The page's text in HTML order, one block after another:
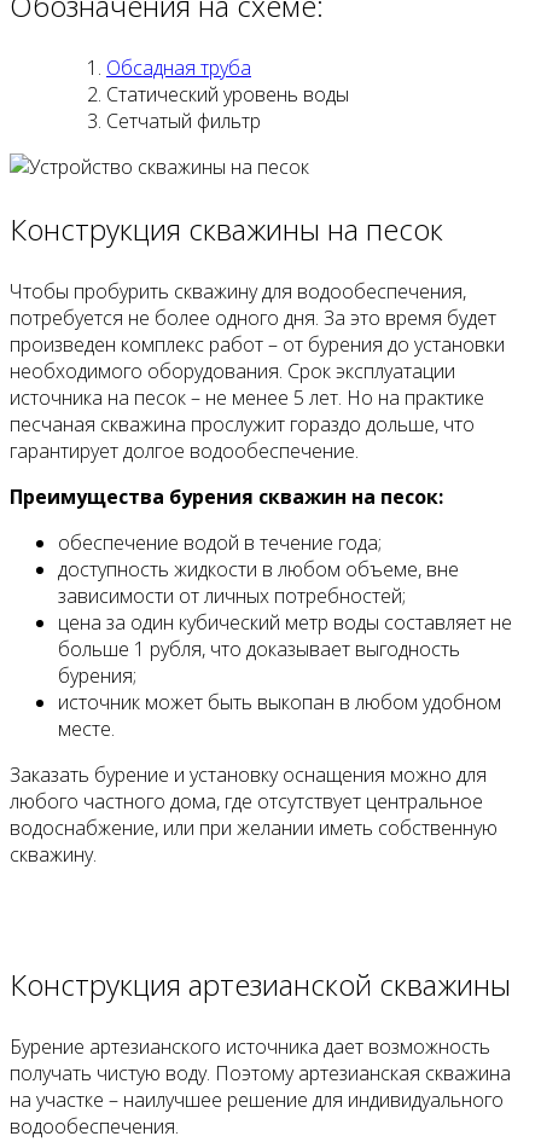
Обсадная труба
Статический уровень воды
Сетчатый фильтр
Конструкция скважины на песок
Чтобы пробурить скважину для водообеспечения,
потребуется не более одного дня. За это время будет
произведен комплекс работ – от бурения до установки
необходимого оборудования. Срок эксплуатации
источника на песок – не менее 5 лет. Но на практике
песчаная скважина прослужит гораздо дольше, что
гарантирует долгое водообеспечение.
Преимущества бурения скважин на песок:
обеспечение водой в течение года;
доступность жидкости в любом объеме, вне
зависимости от личных потребностей;
цена за один кубический метр воды составляет не
больше 1 рубля, что доказывает выгодность
бурения;
источник может быть выкопан в любом удобном
месте.
Заказать бурение и установку оснащения можно для
любого частного дома, где отсутствует центральное
водоснабжение, или при желании иметь собственную
скважину.
Конструкция артезианской скважины
Бурение артезианского источника дает возможность
получать чистую воду. Поэтому артезианская скважина
на участке – наилучшее решение для индивидуального
водообеспечения.